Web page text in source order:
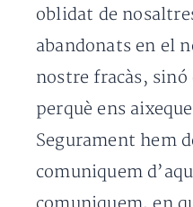
oblidat de
abandonats en el
nostre fracàs,
perquè ens
Segurament hem
comuniquem